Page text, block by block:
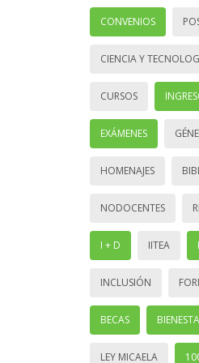
CONVENIOS
CIENCIA Y
CURSOS
EXÁMENES
HOMENAJES
NODOCENTES
I + D IITEA
INCLUSIÓN
BECAS
LEY MICAELA